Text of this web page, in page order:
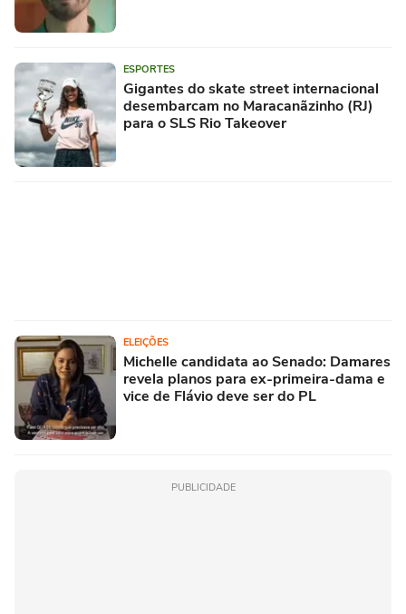
ESPORTES
Gigantes do skate street internacional
desembarcam no Maracanãzinho (RJ)
para o SLS Rio Takeover
ELEIÇÕES
Michelle candidata ao Senado: Damares
revela planos para ex-primeira-dama e
vice de Flávio deve ser do PL
PUBLICIDADE